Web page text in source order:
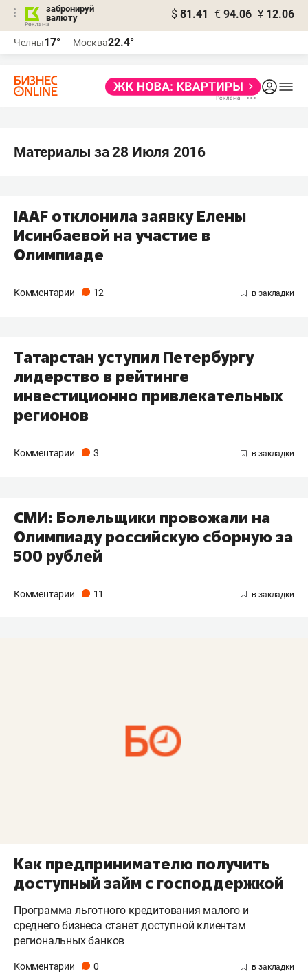
забронируй
валюту
$ 81.41 € 94.06 ¥ 12.06
Челны17° Москва22.4°
Материалы за 28 Июля 2016
IAAF отклонила заявку Елены
Исинбаевой на участие в
Олимпиаде
Комментарии 12
Татарстан уступил Петербургу
лидерство в рейтинге
инвестиционно привлекательных
регионов
Комментарии 3
​СМИ: Болельщики провожали на
Олимпиаду российскую сборную за
500 рублей
Комментарии 11
Как предпринимателю получить
доступный займ с господдержкой
Программа льготного кредитования малого и
среднего бизнеса станет доступной клиентам
региональных банков
Комментарии 0